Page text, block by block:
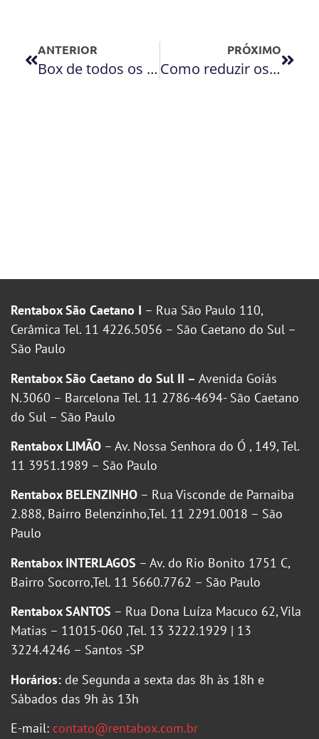
ANTERIOR
Box de todos os tamanhos pelo tempo que precisar
PRÓXIMO
Como reduzir os gastos da sua empresa utilizando o Self Storage
Rentabox São Caetano I – Rua São Paulo 110,
Cerâmica Tel. 11 4226.5056 – São Caetano do Sul –
São Paulo
Rentabox São Caetano do Sul II – Avenida Goiás
N.3060 – Barcelona Tel. 11 2786-4694- São Caetano
do Sul – São Paulo
Rentabox LIMÃO – Av. Nossa Senhora do Ó , 149, Tel.
11 3951.1989 – São Paulo
Rentabox BELENZINHO – Rua Visconde de Parnaiba
2.888, Bairro Belenzinho,Tel. 11 2291.0018 – São
Paulo
Rentabox INTERLAGOS – Av. do Rio Bonito 1751 C,
Bairro Socorro,Tel. 11 5660.7762 – São Paulo
Rentabox SANTOS – Rua Dona Luíza Macuco 62, Vila
Matias – 11015-060 ,Tel. 13 3222.1929 | 13
3224.4246 – Santos -SP
Horários: de Segunda a sexta das 8h às 18h e
Sábados das 9h às 13h
E-mail: contato@rentabox.com.br